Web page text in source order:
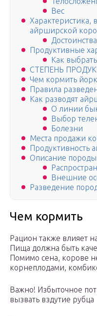
Вес
айрширской
Продуктивные
Как
СТЕПЕНЬ
Чем кормить
Правила
Как разводят
О линии
Выбор
Болезни
Места продажи
Продуктивность
Описание породы
Внешние
Разведение
Чем кормить
Рацион также влияет
Пища должна быть
Помимо сена, корове
корнеплодами,
Важно! Избыточное
вызвать вздутие рубца